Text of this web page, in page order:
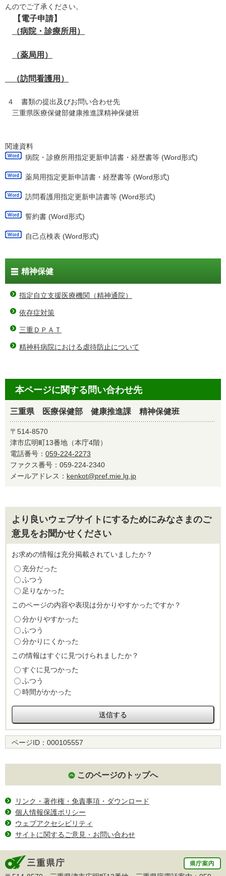
んのでご了承ください。
【電子申請】
（病院・診療所用）
（薬局用）
（訪問看護用）
４ 書類の提出及びお問い合わせ先
三重県医療保健部健康推進課精神保健班
関連資料
病院・診療所用指定更新申請書・経歴書等 (Word形式)
薬局用指定更新申請書・経歴書等 (Word形式)
訪問看護用指定更新申請書等 (Word形式)
誓約書 (Word形式)
自己点検表 (Word形式)
精神保健
指定自立支援医療機関（精神通院）
依存症対策
三重ＤＰＡＴ
精神科病院における虐待防止について
本ページに関する問い合わせ先
三重県 医療保健部 健康推進課 精神保健班
〒514-8570
津市広明町13番地（本庁4階）
電話番号： 059-224-2273
ファクス番号：059-224-2340
メールアドレス： kenkot@pref.mie.lg.jp
より良いウェブサイトにするためにみなさまのご
意見をお聞かせください
お求めの情報は充分掲載されていましたか？
充分だった
ふつう
足りなかった
このページの内容や表現は分かりやすかったですか？
分かりやすかった
ふつう
分かりにくかった
この情報はすぐに見つけられましたか？
すぐに見つかった
ふつう
時間がかかった
ページID： 000105557
このページのトップへ
リンク・著作権・免責事項・ダウンロード
個人情報保護ポリシー
ウェブアクセシビリティ
サイトに関するご意見・お問い合わせ